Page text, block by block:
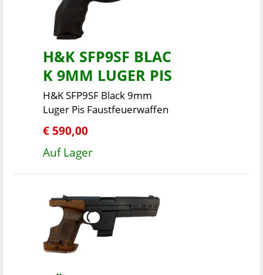
H&K SFP9SF BLAC
K 9MM LUGER PIS
H&K SFP9SF Black 9mm
Luger Pis Faustfeuerwaffen
€ 590,00
Auf Lager